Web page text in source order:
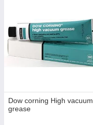
Dow corning High vacuum
grease